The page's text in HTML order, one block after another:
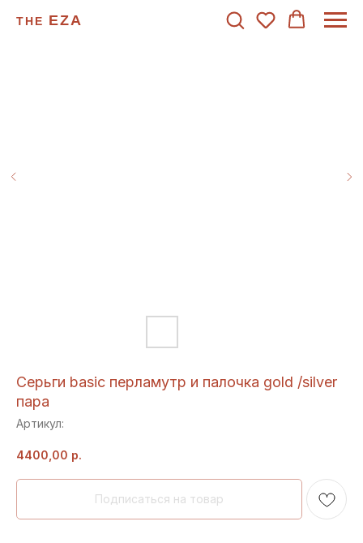
THE EZA
Серьги basic перламутр и палочка gold /silver
пара
Артикул:
4400,00 р.